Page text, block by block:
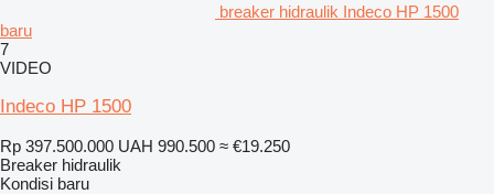
breaker hidraulik Indeco HP 1500
baru
7
VIDEO
Indeco HP 1500
Rp 397.500.000 UAH 990.500 ≈ €19.250
Breaker hidraulik
Kondisi baru